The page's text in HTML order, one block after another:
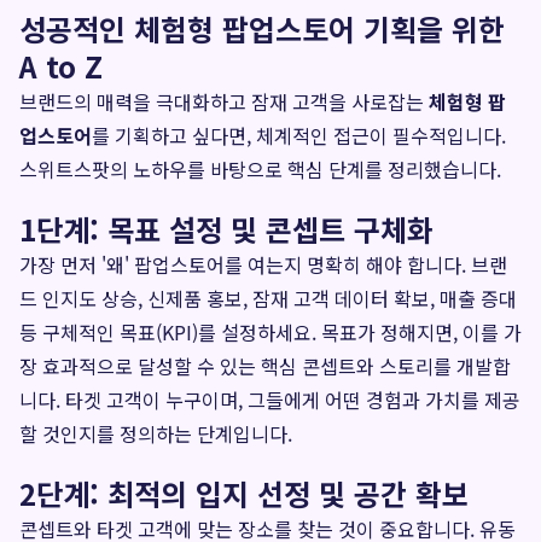
성공적인 체험형 팝업스토어 기획을 위한
A to Z
브랜드의 매력을 극대화하고 잠재 고객을 사로잡는 체험형 팝
업스토어를 기획하고 싶다면, 체계적인 접근이 필수적입니다.
스위트스팟의 노하우를 바탕으로 핵심 단계를 정리했습니다.
1단계: 목표 설정 및 콘셉트 구체화
가장 먼저 '왜' 팝업스토어를 여는지 명확히 해야 합니다. 브랜
드 인지도 상승, 신제품 홍보, 잠재 고객 데이터 확보, 매출 증대
등 구체적인 목표(KPI)를 설정하세요. 목표가 정해지면, 이를 가
장 효과적으로 달성할 수 있는 핵심 콘셉트와 스토리를 개발합
니다. 타겟 고객이 누구이며, 그들에게 어떤 경험과 가치를 제공
할 것인지를 정의하는 단계입니다.
2단계: 최적의 입지 선정 및 공간 확보
콘셉트와 타겟 고객에 맞는 장소를 찾는 것이 중요합니다. 유동